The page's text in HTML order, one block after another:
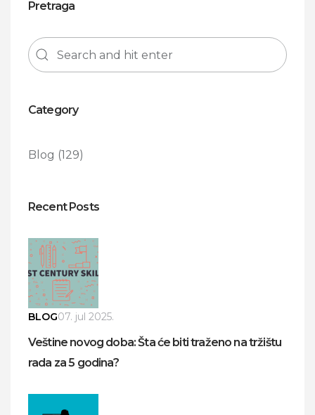
Pretraga
Category
Blog (129)
Recent Posts
BLOG07. jul 2025.
Veštine novog doba: Šta će biti traženo na tržištu
rada za 5 godina?